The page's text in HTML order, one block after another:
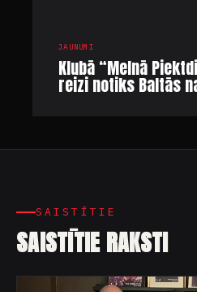
JAUNUMI
Klubā “Melnā
reizi notiks Baltās
SAISTĪTIE
SAISTĪTIE RAKSTI